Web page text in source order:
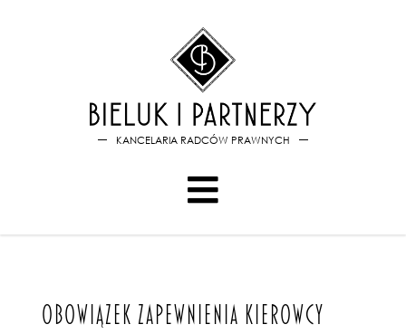
KANCELARIA RADCÓW PRAWNYCH
OBOWIĄZEK ZAPEWNIENIA KIEROWCY